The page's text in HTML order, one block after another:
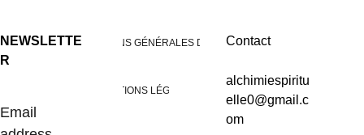
NEWSLETTE
R
Contact
alchimiespiritu
elle0@gmail.c
om
Email
CONDITIONS GÉNÉRALES DE VENTES
MENTIONS LÉGALES